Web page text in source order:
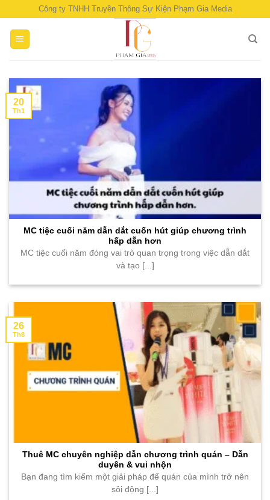
content
Công ty TNHH Truyền Thông Sự Kiện Phạm Gia Media
MC tiệc cuối năm dẫn dắt cuốn hút giúp chương trình
hấp dẫn hơn
MC tiệc cuối năm đóng vai trò quan trọng trong việc dẫn dắt
và tạo [...]
20
Th1
Thuê MC chuyên nghiệp dẫn chương trình quán – Dẫn
duyên & vui nhộn
Bạn đang tìm kiếm một giải pháp để quán của mình trở nên
sôi động [...]
26
Th8